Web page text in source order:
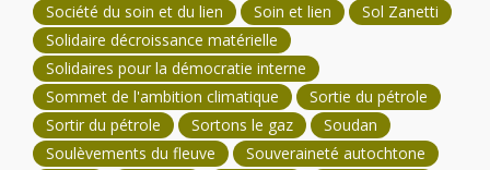
Société du soin et du lien
Soin et lien
Sol Zanetti
Solidaire décroissance matérielle
Solidaires pour la démocratie interne
Sommet de l'ambition climatique
Sortie du pétrole
Sortir du pétrole
Sortons le gaz
Soudan
Soulèvements du fleuve
Souveraineté autochtone